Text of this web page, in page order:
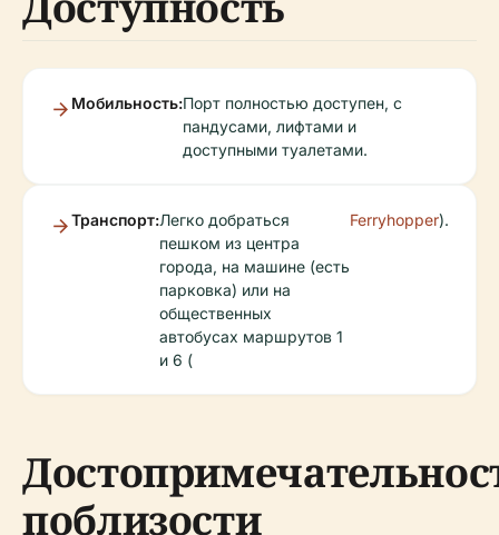
Мобильность:Порт полностью доступен, с
пандусами, лифтами и
доступными туалетами.
Транспорт:Легко добраться
пешком из центра
города, на машине (есть
парковка) или на
общественных
автобусах маршрутов 1
и 6 (
Ferryhopper).
поблизости